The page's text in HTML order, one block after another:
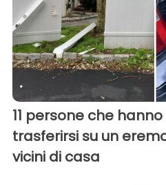
11 persone che
trasferirsi su un
vicini di casa